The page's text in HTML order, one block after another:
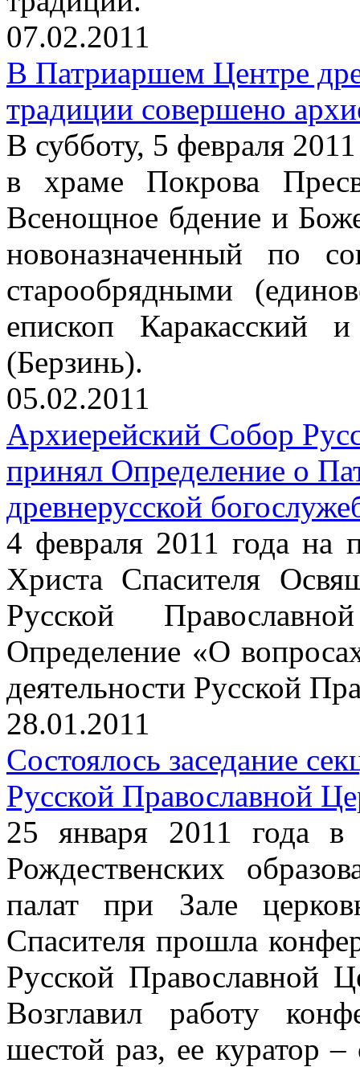
07.02.2011
В Патриаршем Центре
традиции совершено
В субботу, 5 февраля
в храме Покрова
Всенощное бдение и
новоназначенный по
старообрядными
епископ Каракасский
(Берзинь).
05.02.2011
Архиерейский Собор
принял Определение о
древнерусской
4 февраля 2011 года
Христа Спасителя
Русской
Определение «О
деятельности Русской
28.01.2011
Состоялось заседание
Русской Православной
25 января 2011 года
Рождественских
палат при Зале
Спасителя прошла
Русской Православной
Возглавил работу
шестой раз, ее куратор